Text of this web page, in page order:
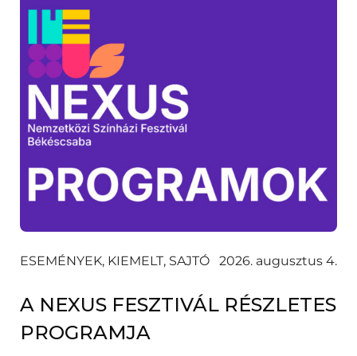
ESEMÉNYEK, KIEMELT, SAJTÓ 2026. augusztus 4.
A NEXUS FESZTIVÁL RÉSZLETES
PROGRAMJA